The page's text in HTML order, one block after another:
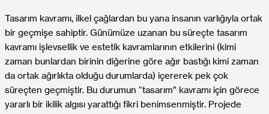
Tasarım kavramı, ilkel çağlardan bu yana insanın varlığıyla ortak
bir geçmişe sahiptir. Günümüze uzanan bu süreçte tasarım
kavramı işlevsellik ve estetik kavramlarının etkilerini (kimi
zaman bunlardan birinin diğerine göre ağır bastığı kimi zaman
da ortak ağırlıkta olduğu durumlarda) içererek pek çok
süreçten geçmiştir. Bu durumun “tasarım” kavramı için görece
yararlı bir ikilik algısı yarattığı fikri benimsenmiştir. Projede